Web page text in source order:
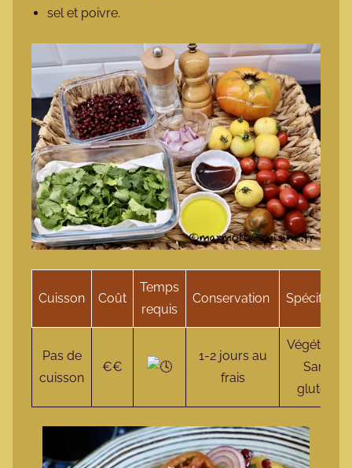
sel et poivre.
Cuisson Coût
Temps
requis
Conservation Spécificité
Pas de
cuisson
€€
1-2 jours au
frais
Végétalien
Sans
gluten